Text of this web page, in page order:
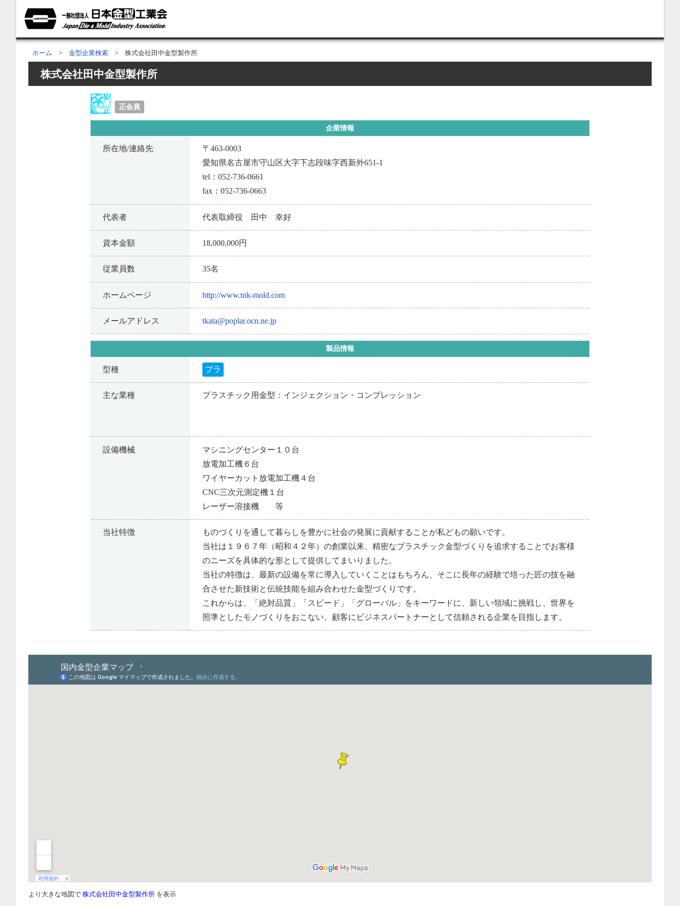
ホーム > 金型企業検索 > 株式会社田中金型製作所
株式会社田中金型製作所
正会員
企業情報
所在地/連絡先
〒463-0003
愛知県名古屋市守山区大字下志段味字西新外651-1
tel：052-736-0661
fax：052-736-0663
代表者 代表取締役 田中 幸好
資本金額 18,000,000円
従業員数 35名
ホームページ http://www.tnk-mold.com
メールアドレス tkata@poplar.ocn.ne.jp
製品情報
型種 プラ
主な業種 プラスチック用金型：インジェクション・コンプレッション
設備機械
マシニングセンター１０台
放電加工機６台
ワイヤーカット放電加工機４台
CNC三次元測定機１台
レーザー溶接機 等
当社特徴
ものづくりを通して暮らしを豊かに社会の発展に貢献することが私どもの願いです。
当社は１９６７年（昭和４２年）の創業以来、精密なプラスチック金型づくりを追求することでお客様
のニーズを具体的な形として提供してまいりました。
当社の特徴は、最新の設備を常に導入していくことはもちろん、そこに長年の経験で培った匠の技を融
合させた新技術と伝統技能を組み合わせた金型づくりです。
これからは、「絶対品質」「スピード」「グローバル」をキーワードに、新しい領域に挑戦し、世界を
照準としたモノづくりをおこない、顧客にビジネスパートナーとして信頼される企業を目指します。
より大きな地図で 株式会社田中金型製作所 を表示